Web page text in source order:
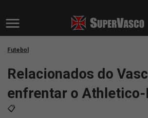
Futebol
Relacionados do
enfrentar o Athletico-
📋